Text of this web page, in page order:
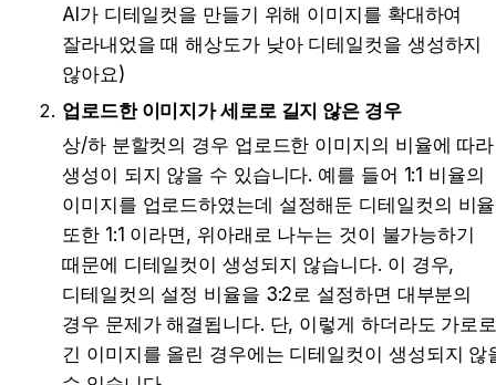
AI가 디테일컷을 만들기 위해 이미지를 확대하여
잘라내었을 때 해상도가 낮아 디테일컷을 생성하지
않아요)
업로드한 이미지가 세로로 길지 않은 경우
상/하 분할컷의 경우 업로드한 이미지의 비율에 따라
생성이 되지 않을 수 있습니다. 예를 들어 1:1 비율의
이미지를 업로드하였는데 설정해둔 디테일컷의 비율
또한 1:1 이라면, 위아래로 나누는 것이 불가능하기
때문에 디테일컷이 생성되지 않습니다. 이 경우,
디테일컷의 설정 비율을 3:2로 설정하면 대부분의
경우 문제가 해결됩니다. 단, 이렇게 하더라도 가로
긴 이미지를 올린 경우에는 디테일컷이 생성되지 않